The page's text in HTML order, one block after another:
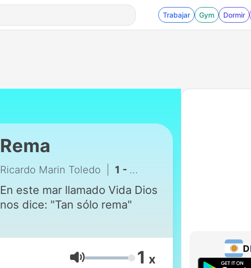
Trabajar Gym Dormir
Rema
Ricardo Marin Toledo 1 - Cuando todo esto pase
En este mar llamado Vida Dios
nos dice: "Tan sólo rema"
Volumen 1 x